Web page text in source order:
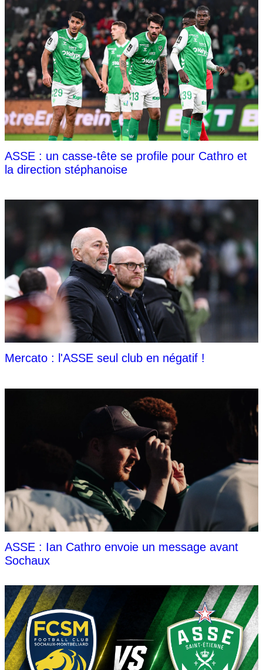
ASSE : un casse-tête se profile pour Cathro et
la direction stéphanoise
Mercato : l'ASSE seul club en négatif !
ASSE : Ian Cathro envoie un message avant
Sochaux